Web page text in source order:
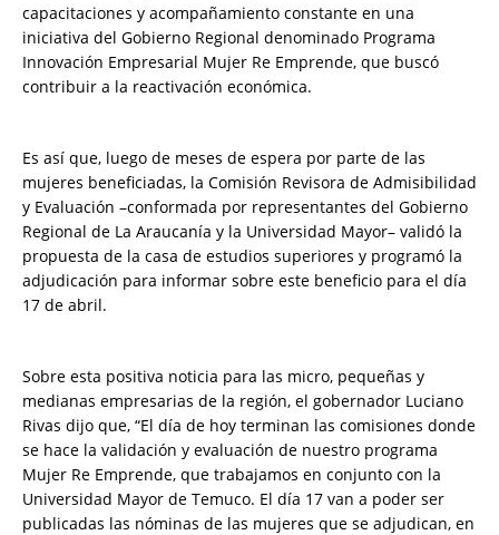
capacitaciones y acompañamiento constante en una
iniciativa del Gobierno Regional denominado Programa
Innovación Empresarial Mujer Re Emprende, que buscó
contribuir a la reactivación económica.
Es así que, luego de meses de espera por parte de las
mujeres beneficiadas, la Comisión Revisora de Admisibilidad
y Evaluación –conformada por representantes del Gobierno
Regional de La Araucanía y la Universidad Mayor– validó la
propuesta de la casa de estudios superiores y programó la
adjudicación para informar sobre este beneficio para el día
17 de abril.
Sobre esta positiva noticia para las micro, pequeñas y
medianas empresarias de la región, el gobernador Luciano
Rivas dijo que, “El día de hoy terminan las comisiones donde
se hace la validación y evaluación de nuestro programa
Mujer Re Emprende, que trabajamos en conjunto con la
Universidad Mayor de Temuco. El día 17 van a poder ser
publicadas las nóminas de las mujeres que se adjudican, en